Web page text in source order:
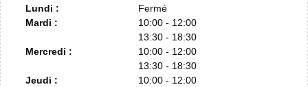
Lundi :
Fermé
Mardi :
10:00 - 12:00
13:30 - 18:30
Mercredi :
10:00 - 12:00
13:30 - 18:30
Jeudi :
10:00 - 12:00